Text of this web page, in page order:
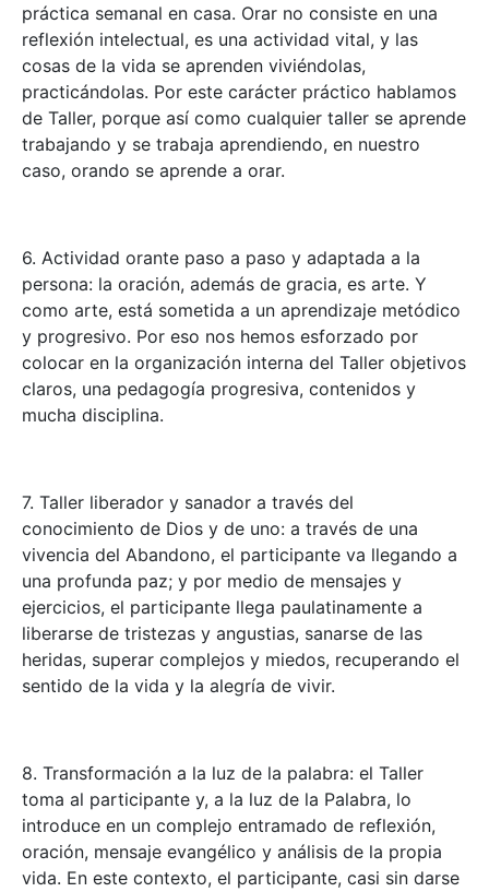
práctica semanal en casa. Orar no consiste en una
reflexión intelectual, es una actividad vital, y las
cosas de la vida se aprenden viviéndolas,
practicándolas. Por este carácter práctico hablamos
de Taller, porque así como cualquier taller se aprende
trabajando y se trabaja aprendiendo, en nuestro
caso, orando se aprende a orar.
6. Actividad orante paso a paso y adaptada a la
persona: la oración, además de gracia, es arte. Y
como arte, está sometida a un aprendizaje metódico
y progresivo. Por eso nos hemos esforzado por
colocar en la organización interna del Taller objetivos
claros, una pedagogía progresiva, contenidos y
mucha disciplina.
7. Taller liberador y sanador a través del
conocimiento de Dios y de uno: a través de una
vivencia del Abandono, el participante va llegando a
una profunda paz; y por medio de mensajes y
ejercicios, el participante llega paulatinamente a
liberarse de tristezas y angustias, sanarse de las
heridas, superar complejos y miedos, recuperando el
sentido de la vida y la alegría de vivir.
8. Transformación a la luz de la palabra: el Taller
toma al participante y, a la luz de la Palabra, lo
introduce en un complejo entramado de reflexión,
oración, mensaje evangélico y análisis de la propia
vida. En este contexto, el participante, casi sin darse